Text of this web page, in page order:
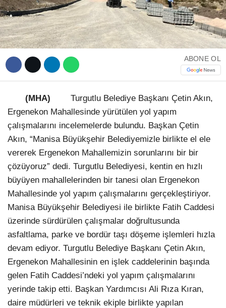
Instagram
Telegram
ABONE OL
(MHA)
Turgutlu Belediye Başkanı Çetin Akın,
Ergenekon Mahallesinde yürütülen yol yapım
çalışmalarını incelemelerde bulundu. Başkan Çetin
Akın, “Manisa Büyükşehir Belediyemizle birlikte el ele
vererek Ergenekon Mahallemizin sorunlarını bir bir
çözüyoruz” dedi. Turgutlu Belediyesi, kentin en hızlı
büyüyen mahallelerinden bir tanesi olan Ergenekon
Mahallesinde yol yapım çalışmalarını gerçekleştiriyor.
Manisa Büyükşehir Belediyesi ile birlikte Fatih Caddesi
üzerinde sürdürülen çalışmalar doğrultusunda
asfaltlama, parke ve bordür taşı döşeme işlemleri hızla
devam ediyor. Turgutlu Belediye Başkanı Çetin Akın,
Ergenekon Mahallesinin en işlek caddelerinin başında
gelen Fatih Caddesi’ndeki yol yapım çalışmalarını
yerinde takip etti. Başkan Yardımcısı Ali Rıza Kıran,
daire müdürleri ve teknik ekiple birlikte yapılan